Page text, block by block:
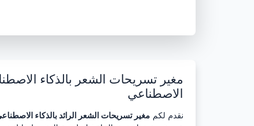
مغير تسريحات الشعر بالذكاء
الاصطناعي
نقدم لكم مغير تسريحات الشعر الرائد بالذكاء